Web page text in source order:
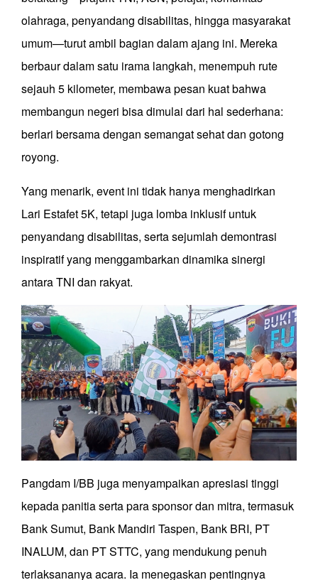
olahraga, penyandang disabilitas, hingga masyarakat
umum—turut ambil bagian dalam ajang ini. Mereka
berbaur dalam satu irama langkah, menempuh rute
sejauh 5 kilometer, membawa pesan kuat bahwa
membangun negeri bisa dimulai dari hal sederhana:
berlari bersama dengan semangat sehat dan gotong
royong.
Yang menarik, event ini tidak hanya menghadirkan
Lari Estafet 5K, tetapi juga lomba inklusif untuk
penyandang disabilitas, serta sejumlah demontrasi
inspiratif yang menggambarkan dinamika sinergi
antara TNI dan rakyat.
Pangdam I/BB juga menyampaikan apresiasi tinggi
kepada panitia serta para sponsor dan mitra, termasuk
Bank Sumut, Bank Mandiri Taspen, Bank BRI, PT
INALUM, dan PT STTC, yang mendukung penuh
terlaksananya acara. Ia menegaskan pentingnya